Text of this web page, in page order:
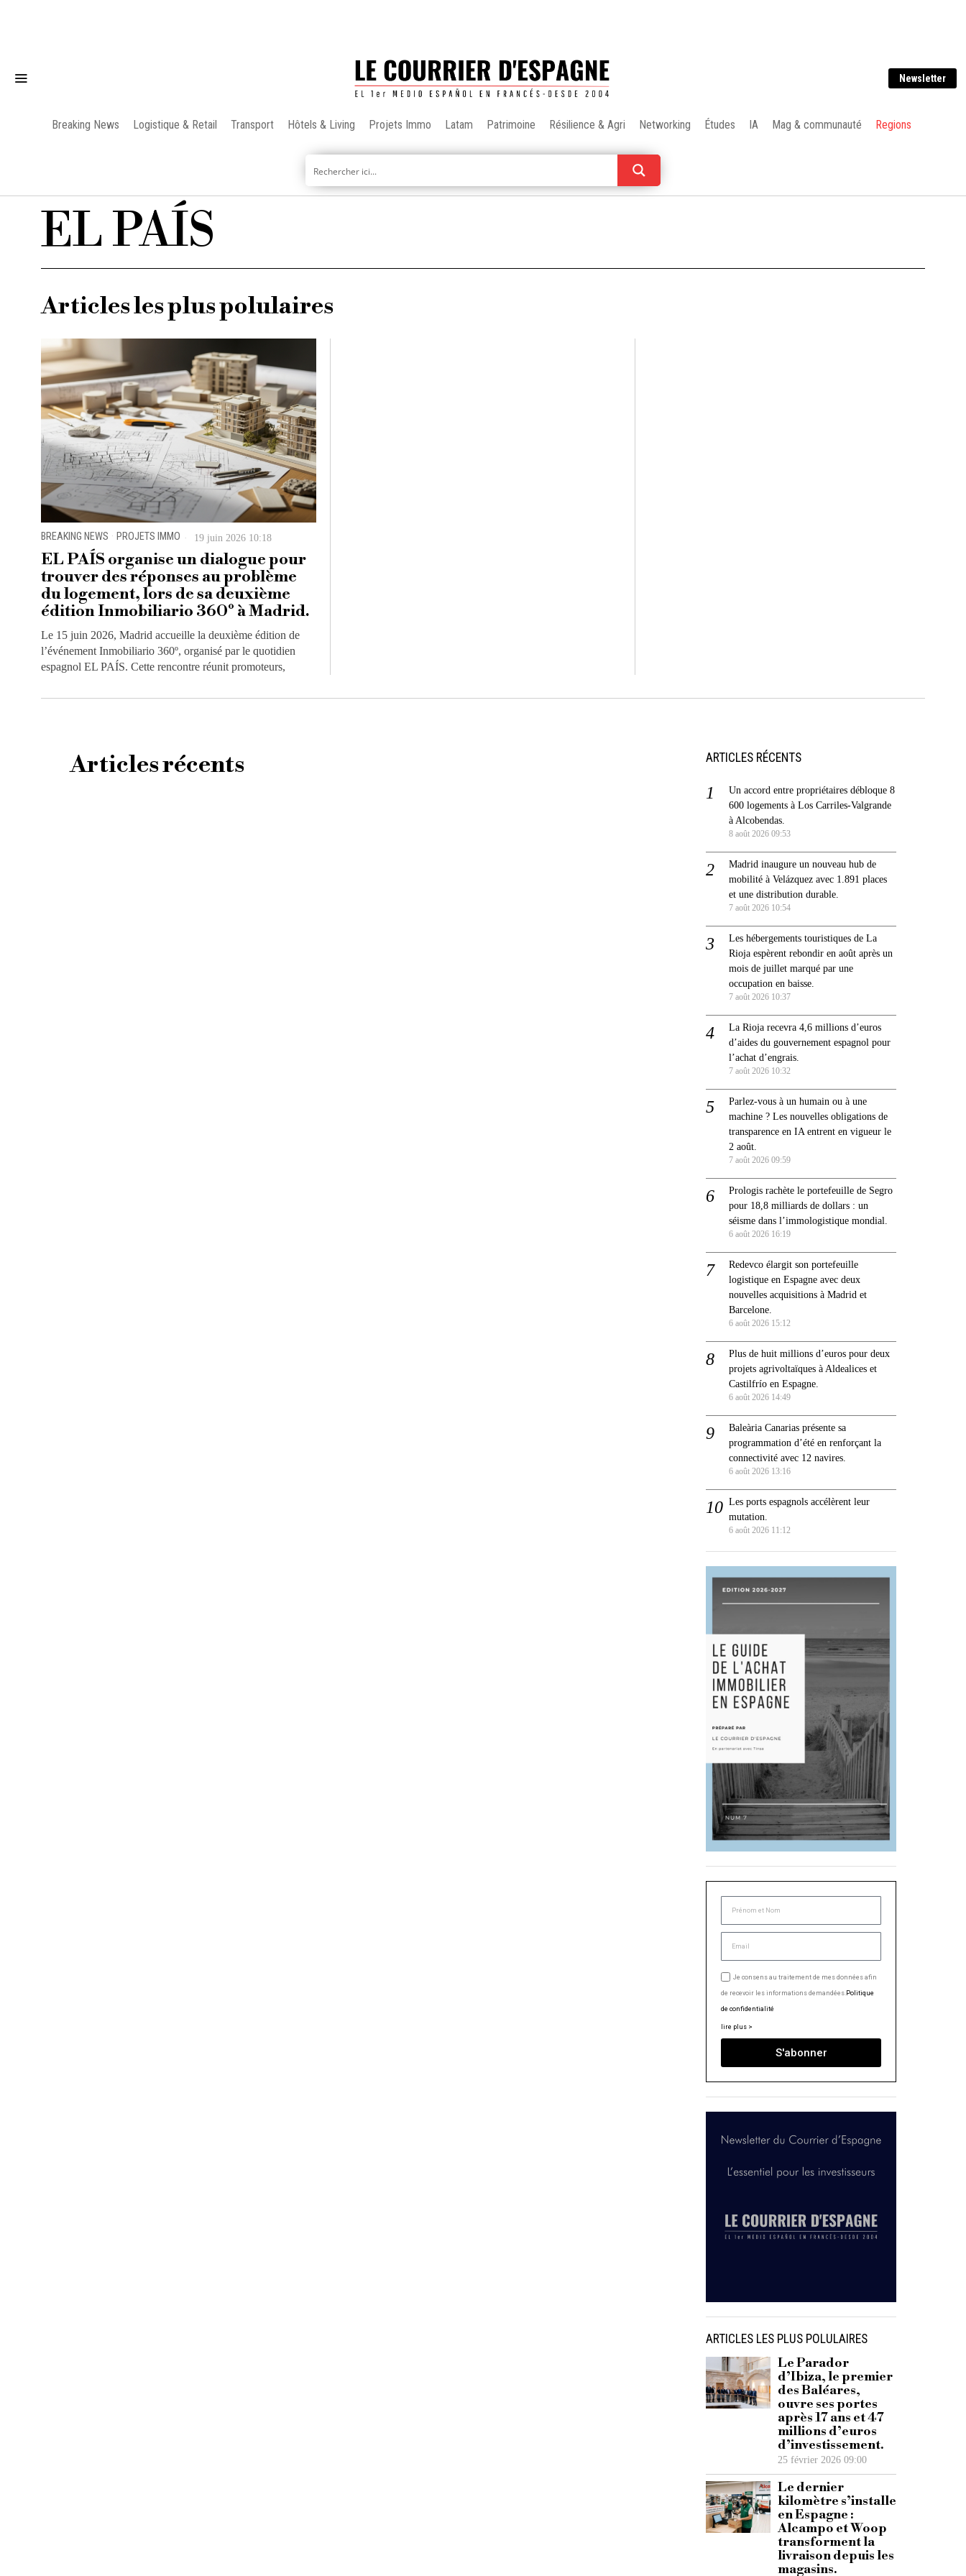
Newsletter
Breaking News Logistique & Retail Transport Hôtels & Living Projets Immo Latam Patrimoine Résilience & Agri Networking Études IA Mag & communauté Regions
EL PAÍS
Articles les plus polulaires
BREAKING NEWS · PROJETS IMMO 19 juin 2026 10:18
EL PAÍS organise un dialogue pour
trouver des réponses au problème
du logement, lors de sa deuxième
édition Inmobiliario 360º à Madrid.
Le 15 juin 2026, Madrid accueille la deuxième édition de
l’événement Inmobiliario 360º, organisé par le quotidien
espagnol EL PAÍS. Cette rencontre réunit promoteurs,
Articles récents ARTICLES RÉCENTS
Un accord entre propriétaires débloque 8
600 logements à Los Carriles-Valgrande
à Alcobendas.
8 août 2026 09:53
Madrid inaugure un nouveau hub de
mobilité à Velázquez avec 1.891 places
et une distribution durable.
7 août 2026 10:54
Les hébergements touristiques de La
Rioja espèrent rebondir en août après un
mois de juillet marqué par une
occupation en baisse.
7 août 2026 10:37
La Rioja recevra 4,6 millions d’euros
d’aides du gouvernement espagnol pour
l’achat d’engrais.
7 août 2026 10:32
Parlez-vous à un humain ou à une
machine ? Les nouvelles obligations de
transparence en IA entrent en vigueur le
2 août.
7 août 2026 09:59
Prologis rachète le portefeuille de Segro
pour 18,8 milliards de dollars : un
séisme dans l’immologistique mondial.
6 août 2026 16:19
Redevco élargit son portefeuille
logistique en Espagne avec deux
nouvelles acquisitions à Madrid et
Barcelone.
6 août 2026 15:12
Plus de huit millions d’euros pour deux
projets agrivoltaïques à Aldealices et
Castilfrío en Espagne.
6 août 2026 14:49
Baleària Canarias présente sa
programmation d’été en renforçant la
connectivité avec 12 navires.
6 août 2026 13:16
Les ports espagnols accélèrent leur
mutation.
6 août 2026 11:12
Je consens au traitement de mes données afin
de recevoir les informations demandées.Politique
de confidentialité
lire plus >
S'abonner
ARTICLES LES PLUS POLULAIRES
Le Parador
d’Ibiza, le premier
des Baléares,
ouvre ses portes
après 17 ans et 47
millions d’euros
d’investissement.
25 février 2026 09:00
Le dernier
kilomètre s’installe
en Espagne :
Alcampo et Woop
transforment la
livraison depuis les
magasins.